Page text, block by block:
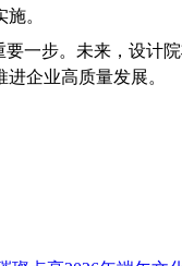
。
一步。未来，设
企业高质量发展。